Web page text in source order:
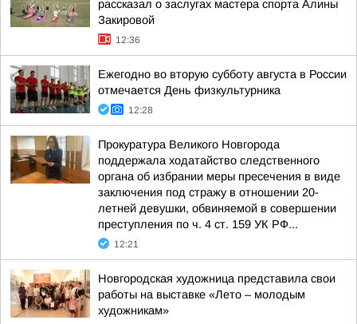
рассказал о заслугах мастера спорта Алины
Закировой
12:36
Ежегодно во вторую субботу августа в России
отмечается День физкультурника
12:28
Прокуратура Великого Новгорода
поддержала ходатайство следственного
органа об избрании меры пресечения в виде
заключения под стражу в отношении 20-
летней девушки, обвиняемой в совершении
преступления по ч. 4 ст. 159 УК РФ...
12:21
Новгородская художница представила свои
работы на выставке «Лето – молодым
художникам»